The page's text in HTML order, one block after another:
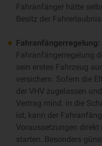
Fahranfänger hätte
Besitz der
Fahranfängerregelung:
Fahranfängerregelung
sein erstes Fahrzeug
versichern. Sofern die
der VHV zugelassen
Vertrag mind. in die
ist, kann der
Voraussetzungen
starten. Besonders